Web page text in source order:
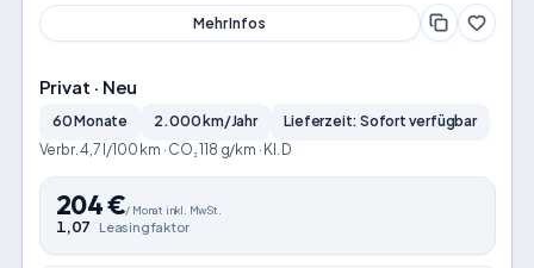
Mehr Infos
Privat · Neu
60 Monate 2.000 km/Jahr
Lieferzeit: Sofort verfügbar
Verbr. 4,7 l/100 km · CO₂ 118 g/km · Kl. D
204€/ Monat inkl. MwSt.
1,07 Leasingfaktor